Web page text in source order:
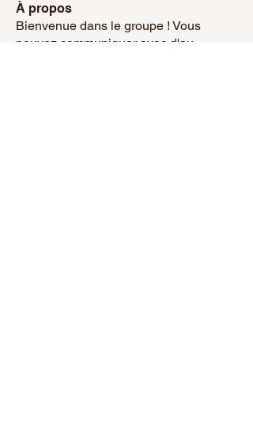
À propos
Bienvenue dans le groupe ! Vous
pouvez communiquer avec d'au